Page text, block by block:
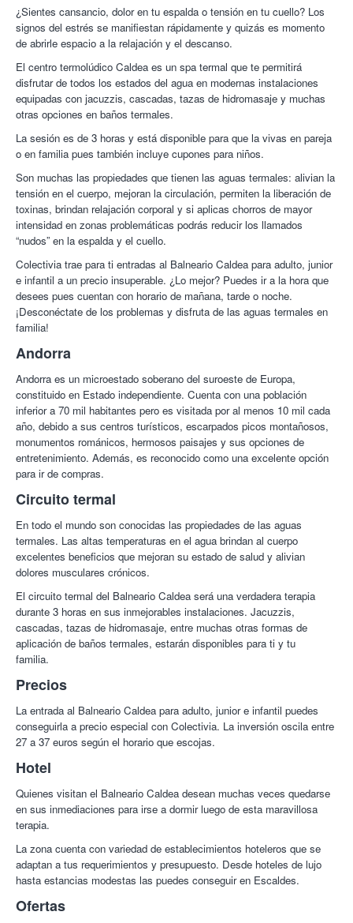
¿Sientes cansancio, dolor en tu espalda o tensión en tu cuello? Los
signos del estrés se manifiestan rápidamente y quizás es momento
de abrirle espacio a la relajación y el descanso.
El centro termolúdico Caldea es un spa termal que te permitirá
disfrutar de todos los estados del agua en modernas instalaciones
equipadas con jacuzzis, cascadas, tazas de hidromasaje y muchas
otras opciones en baños termales.
La sesión es de 3 horas y está disponible para que la vivas en pareja
o en familia pues también incluye cupones para niños.
Son muchas las propiedades que tienen las aguas termales: alivian la
tensión en el cuerpo, mejoran la circulación, permiten la liberación de
toxinas, brindan relajación corporal y si aplicas chorros de mayor
intensidad en zonas problemáticas podrás reducir los llamados
“nudos” en la espalda y el cuello.
Colectivia trae para ti entradas al Balneario Caldea para adulto, junior
e infantil a un precio insuperable. ¿Lo mejor? Puedes ir a la hora que
desees pues cuentan con horario de mañana, tarde o noche.
¡Desconéctate de los problemas y disfruta de las aguas termales en
familia!
Andorra
Andorra es un microestado soberano del suroeste de Europa,
constituido en Estado independiente. Cuenta con una población
inferior a 70 mil habitantes pero es visitada por al menos 10 mil cada
año, debido a sus centros turísticos, escarpados picos montañosos,
monumentos románicos, hermosos paisajes y sus opciones de
entretenimiento. Además, es reconocido como una excelente opción
para ir de compras.
Circuito termal
En todo el mundo son conocidas las propiedades de las aguas
termales. Las altas temperaturas en el agua brindan al cuerpo
excelentes beneficios que mejoran su estado de salud y alivian
dolores musculares crónicos.
El circuito termal del Balneario Caldea será una verdadera terapia
durante 3 horas en sus inmejorables instalaciones. Jacuzzis,
cascadas, tazas de hidromasaje, entre muchas otras formas de
aplicación de baños termales, estarán disponibles para ti y tu
familia.
Precios
La entrada al Balneario Caldea para adulto, junior e infantil puedes
conseguirla a precio especial con Colectivia. La inversión oscila entre
27 a 37 euros según el horario que escojas.
Hotel
Quienes visitan el Balneario Caldea desean muchas veces quedarse
en sus inmediaciones para irse a dormir luego de esta maravillosa
terapia.
La zona cuenta con variedad de establecimientos hoteleros que se
adaptan a tus requerimientos y presupuesto. Desde hoteles de lujo
hasta estancias modestas las puedes conseguir en Escaldes.
Ofertas